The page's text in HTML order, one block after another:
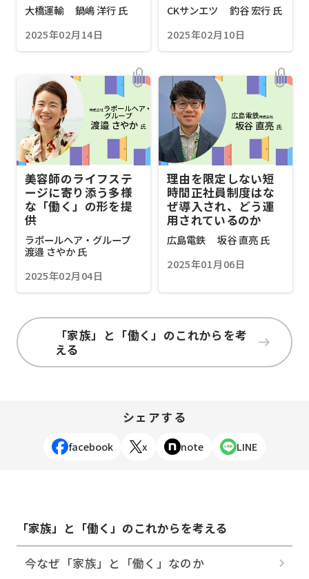
大橋運輸 鍋嶋 洋行 氏
2025年02月14日
CKサンエツ 釣谷 宏行 氏
2025年02月10日
美容師のライフステ
ージに寄り添う多様
な「働く」の形を提
供
ラポールヘア・グループ
渡邉 さやか 氏
2025年02月04日
理由を限定しない短
時間正社員制度はな
ぜ導入され、どう運
用されているのか
広島電鉄 坂谷 直亮 氏
2025年01月06日
「家族」と「働く」のこれからを考
える
シェアする
facebook x note LINE
「家族」と「働く」のこれからを考える
今なぜ「家族」と「働く」なのか